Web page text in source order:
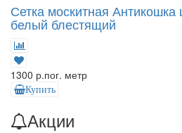
Сетка москитная
белый блестящий
1300 р.пог. метр
Купить
Акции